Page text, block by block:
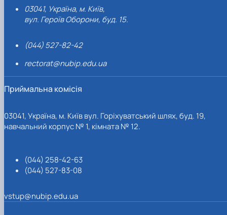
03041, Україна, м. Київ,
вул. Героїв Оборони, буд. 15.
(044) 527-82-42
rectorat@nubip.edu.ua
Приймальна комісія
03041, Україна, м. Київ вул. Горіхуватський шлях, буд. 19,
навчальний корпус № 1, кімната № 12.
(044) 258-42-63
(044) 527-83-08
vstup@nubip.edu.ua